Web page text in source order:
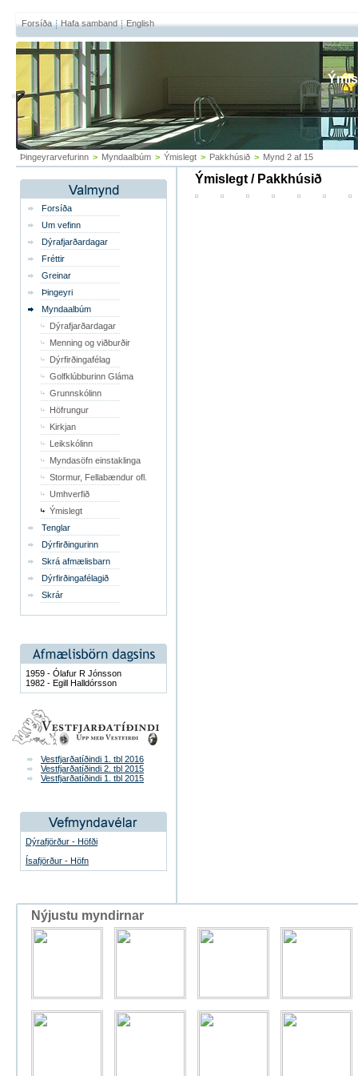
Forsíða Hafa samband English
Þingeyrarvefurinn > Myndaalbúm > Ýmislegt > Pakkhúsið > Mynd 2 af 15
Forsíða
Um vefinn
Dýrafjarðardagar
Fréttir
Greinar
Þingeyri
Myndaalbúm
Dýrafjarðardagar
Menning og viðburðir
Dýrfirðingafélag
Golfklúbburinn Gláma
Grunnskólinn
Höfrungur
Kirkjan
Leikskólinn
Myndasöfn einstaklinga
Stormur, Fellabændur ofl.
Umhverfið
Ýmislegt
Tenglar
Dýrfirðingurinn
Skrá afmælisbarn
Dýrfirðingafélagið
Skrár
1959 - Ólafur R Jónsson
1982 - Egill Halldórsson
Vestfjarðatíðindi 1. tbl 2016
Vestfjarðatíðindi 2. tbl 2015
Vestfjarðatíðindi 1. tbl 2015
Dýrafjörður - Höfði
Ísafjörður - Höfn
Ýmislegt / Pakkhúsið
Nýjustu myndirnar